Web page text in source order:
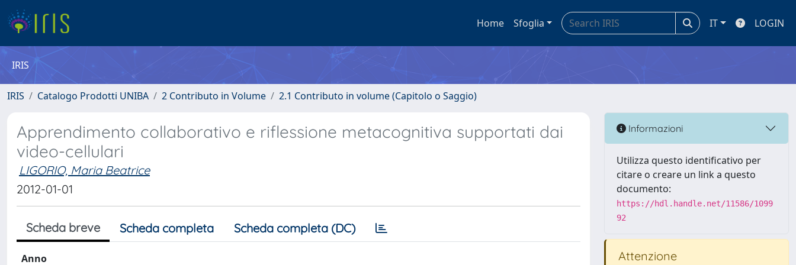
Home Sfoglia IT LOGIN
IRIS
IRIS Catalogo Prodotti UNIBA 2 Contributo in Volume 2.1 Contributo in volume (Capitolo o Saggio)
Apprendimento collaborativo e riflessione metacognitiva supportati dai
video-cellulari
LIGORIO, Maria Beatrice
2012-01-01
Scheda breve Scheda completa Scheda completa (DC)
Anno
Informazioni
Utilizza questo identificativo per
citare o creare un link a questo
documento:
https://hdl.handle.net/11586/1099
92
Attenzione